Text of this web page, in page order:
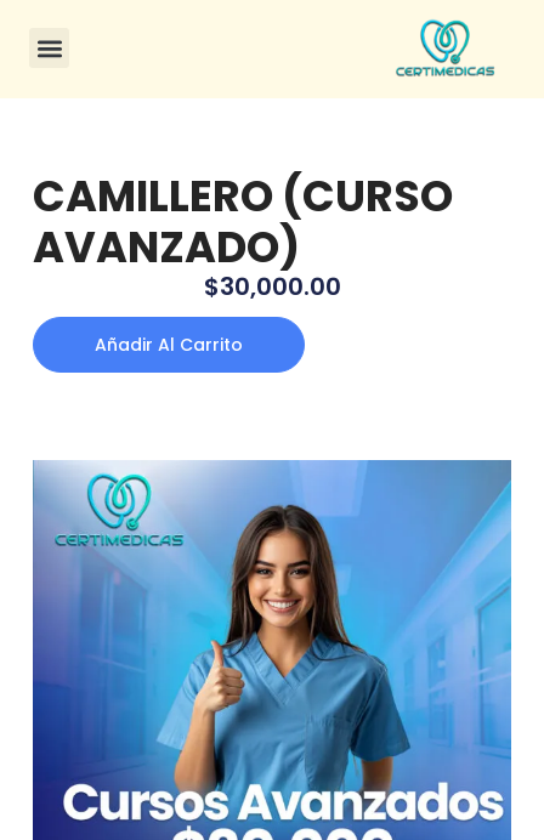
CAMILLERO (CURSO
AVANZADO)
$30,000.00
Añadir Al Carrito